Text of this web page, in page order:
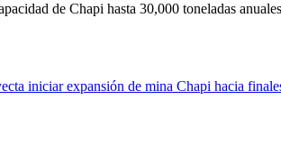
de Chapi hasta 30,000 toneladas